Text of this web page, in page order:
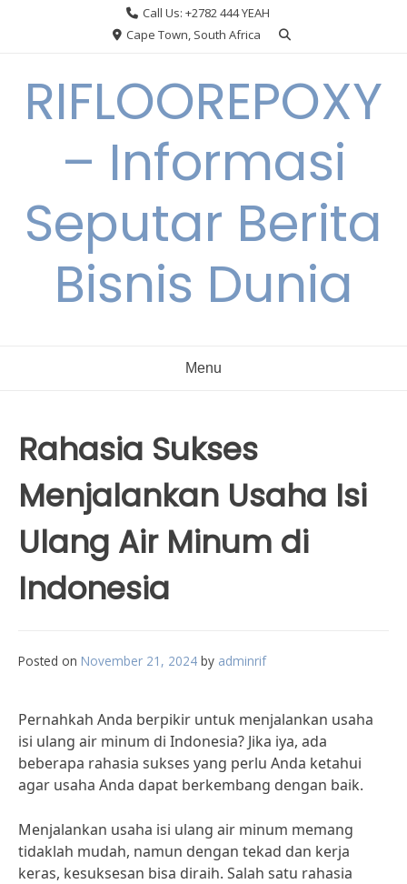
Call Us: +2782 444 YEAH
Cape Town, South Africa
RIFLOOREPOXY
– Informasi
Seputar Berita
Bisnis Dunia
Menu
Rahasia Sukses
Menjalankan Usaha Isi
Ulang Air Minum di
Indonesia
Posted on November 21, 2024 by adminrif
Pernahkah Anda berpikir untuk menjalankan usaha
isi ulang air minum di Indonesia? Jika iya, ada
beberapa rahasia sukses yang perlu Anda ketahui
agar usaha Anda dapat berkembang dengan baik.
Menjalankan usaha isi ulang air minum memang
tidaklah mudah, namun dengan tekad dan kerja
keras, kesuksesan bisa diraih. Salah satu rahasia